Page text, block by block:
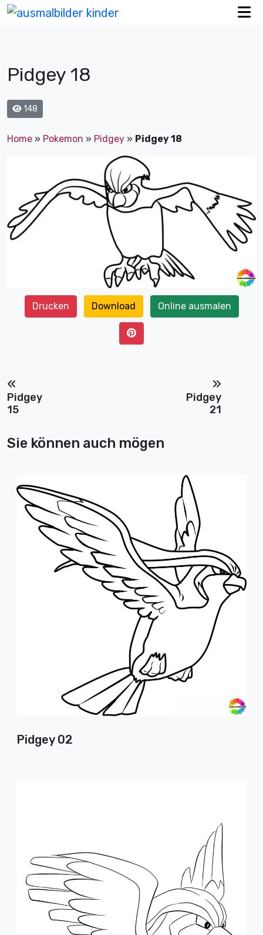
Pidgey 18
148
Home » Pokemon » Pidgey » Pidgey 18
Drucken Download Online ausmalen
Pidgey
15
Pidgey
21
Sie können auch mögen
Pidgey 02